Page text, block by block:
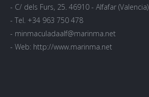
- C/ dels Furs, 25. 46910 - Alfafar (Valencia)
- Tel. +34 963 750 478
- minmaculadaalf@marinma.net
- Web: http://www.marinma.net